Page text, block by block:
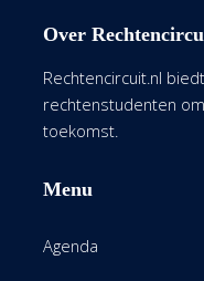
Over
Rechtencircuit.nl
rechtenstudenten
toekomst.
Menu
Agenda